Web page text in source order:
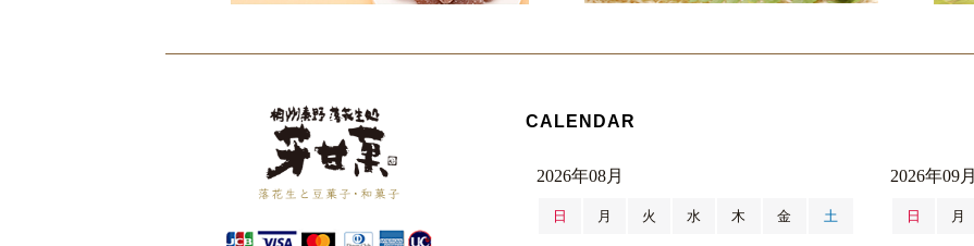
CALENDAR
2026年08月
日 月 火 水 木 金 土
2026年09月
日 月